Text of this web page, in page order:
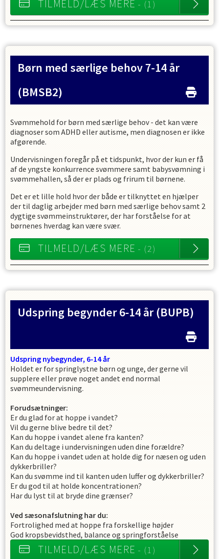
TILMELD/LÆS MERE - (1)
Børn med særlige behov 7-14 år
(BMSB2)
Svømmehold for børn med særlige behov - det kan være
diagnoser som ADHD eller autisme, men diagnosen er ikke
afgørende.
Undervisningen foregår på et tidspunkt, hvor der kun er få
af de yngste konkurrence svømmere samt babysvømning i
svømmehallen, så der er plads og frirum til børnene.
Det er et lille hold hvor der både er tilknyttet en hjælper
der til daglig arbejder med børn med særlige behov samt 2
dygtige svømmeinstruktører, der har forståelse for at
børnenes hverdag kan være svær.
TILMELD/LÆS MERE - (2)
Udspring begynder 6-14 år (BUPB)
Udspring nybegynder, 6-14 år
Holdet er for springlystne børn og unge, der gerne vil
supplere eller prøve noget andet end normal
svømmeundervisning.
Forudsætninger:
Er du glad for at hoppe i vandet?
Vil du gerne blive bedre til det?
Kan du hoppe i vandet alene fra kanten?
Kan du deltage i undervisningen uden dine forældre?
Kan du hoppe i vandet uden at holde dig for næsen og uden
dykkerbriller?
Kan du svømme ind til kanten uden luffer og dykkerbriller?
Er du god til at holde koncentrationen?
Har du lyst til at bryde dine grænser?
Ved sæsonafslutning har du:
Fortrolighed med at hoppe fra forskellige højder
God kropsbevidsthed, balance og springforståelse
TILMELD/LÆS MERE - (1)